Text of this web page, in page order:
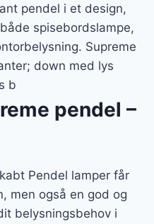
pendel i et design,
spisebordslampe,
Supreme
down med lys
b
pendel –
Pendel lamper får
men også en god og
belysningsbehov i